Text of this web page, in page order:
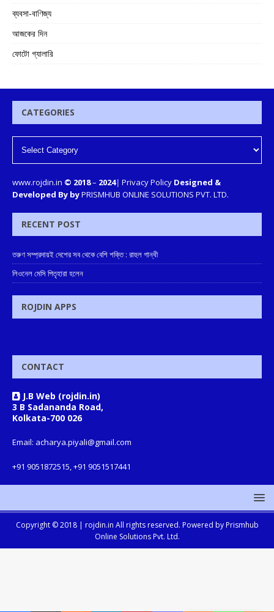
ব্যবসা-বাণিজ্য
আজকের দিন
ফোটো গ্যালারি
CATEGORIES
www.rojdin.in © 2018– 2024| Privacy Policy Designed &
Developed By byPRISMHUB ONLINE SOLUTIONS PVT. LTD.
RECENT POST
তরুণ সম্প্রদায়ই দেশের সব থেকে বেশি শক্তি : রাহুল গান্ধী
লিওনেল মেসি পিতৃহারা হলেন
ROJDIN APPS
CONTACT
J.B Web (rojdin.in)
3 B Sadananda Road,
Kolkata-700 026
Email: acharya.piyali@gmail.com
+91 9051872515, +91 9051517441
Copyright © 2018 | rojdin.in All rights reserved. Powered by Prismhub
Online Solutions Pvt. Ltd.